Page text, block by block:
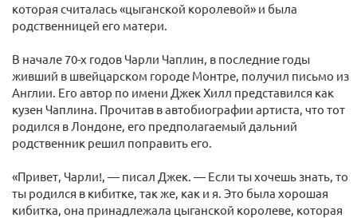
которая считалась «цыганской королевой» и была
родственницей его матери.
В начале 70-х годов Чарли Чаплин, в последние годы
живший в швейцарском городе Монтре, получил письмо из
Англии. Его автор по имени Джек Хилл представился как
кузен Чаплина. Прочитав в автобиографии артиста, что тот
родился в Лондоне, его предполагаемый дальний
родственник решил поправить его.
«Привет, Чарли!, — писал Джек. — Если ты хочешь знать, то
ты родился в кибитке, так же, как и я. Это была хорошая
кибитка, она принадлежала цыганской королеве, которая